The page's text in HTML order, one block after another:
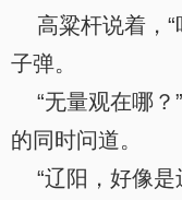
高粱杆说着，“
子弹。
“无量观在哪？
的同时问道。
“辽阳，好像是